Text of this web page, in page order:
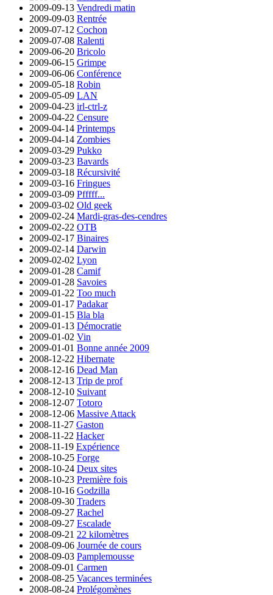
2009-09-13 Vendredi matin
2009-09-03 Rentrée
2009-07-12 Cochon
2009-07-08 Ralenti
2009-06-20 Bricolo
2009-06-15 Grimpe
2009-06-06 Conférence
2009-05-18 Robin
2009-05-09 LAN
2009-04-23 irl-ctrl-z
2009-04-22 Censure
2009-04-14 Printemps
2009-04-14 Zombies
2009-03-29 Pukko
2009-03-23 Bavards
2009-03-18 Récursivité
2009-03-16 Fringues
2009-03-09 Pfffff...
2009-03-02 Old geek
2009-02-24 Mardi-gras-des-cendres
2009-02-22 OTB
2009-02-17 Binaires
2009-02-14 Darwin
2009-02-02 Lyon
2009-01-28 Camif
2009-01-28 Savoies
2009-01-22 Too much
2009-01-17 Padakar
2009-01-15 Bla bla
2009-01-13 Démocratie
2009-01-02 Vin
2009-01-01 Bonne année 2009
2008-12-22 Hibernate
2008-12-16 Dead Man
2008-12-13 Trip de prof
2008-12-10 Suivant
2008-12-07 Totoro
2008-12-06 Massive Attack
2008-11-27 Gaston
2008-11-22 Hacker
2008-11-19 Expérience
2008-10-25 Forge
2008-10-24 Deux sites
2008-10-23 Première fois
2008-10-16 Godzilla
2008-09-30 Traders
2008-09-27 Rachel
2008-09-27 Escalade
2008-09-21 22 kilomètres
2008-09-06 Journée de cours
2008-09-03 Pamplemousse
2008-09-01 Carmen
2008-08-25 Vacances terminées
2008-08-24 Prolégomènes